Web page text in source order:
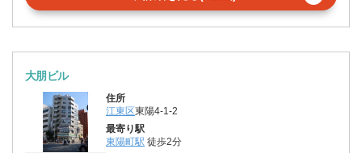
大朋ビル
住所
江東区東陽4-1-2
最寄り駅
東陽町駅 徒歩2分